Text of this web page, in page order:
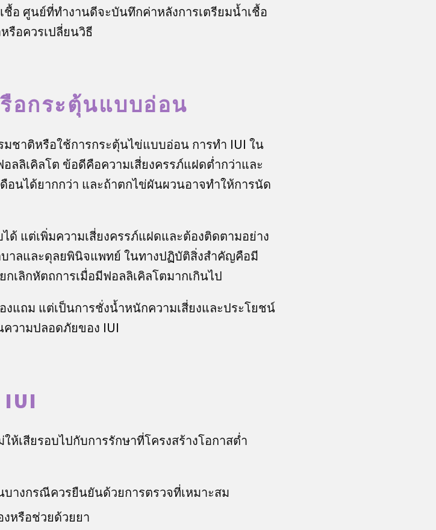
ชื้อ ศูนย์ที่ทำงานดีจะบันทึกค่าหลังการเตรียมน้ำเชื้อ
รือควรเปลี่ยนวิธี
อกระตุ้นแบบอ่อน
ชาติหรือใช้การกระตุ้นไข่แบบอ่อน การทำ IUI ใน
ลลิเคิลโต ข้อดีคือความเสี่ยงครรภ์แฝดต่ำกว่าและ
นได้ยากกว่า และถ้าตกไข่ผันผวนอาจทำให้การนัด
ด้ แต่เพิ่มความเสี่ยงครรภ์แฝดและต้องติดตามอย่าง
าลและดุลยพินิจแพทย์ ในทางปฏิบัติสิ่งสำคัญคือมี
ลิกหัตถการเมื่อมีฟอลลิเคิลโตมากเกินไป
งแถม แต่เป็นการชั่งน้ำหนักความเสี่ยงและประโยชน์
วามปลอดภัยของ IUI
ห้เสียรอบไปกับการรักษาที่โครงสร้างโอกาสต่ำ
างกรณีควรยืนยันด้วยการตรวจที่เหมาะสม
งหรือช่วยด้วยยา